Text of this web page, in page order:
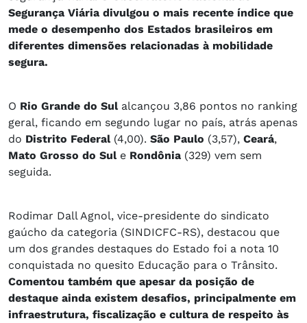
Segurança Viária divulgou o mais recente índice que
mede o desempenho dos Estados brasileiros em
diferentes dimensões relacionadas à mobilidade
segura.
O Rio Grande do Sulalcançou 3,86 pontos no ranking
geral, ficando em segundo lugar no país, atrás apenas
do Distrito Federal(4,00). São Paulo (3,57), Ceará,
Mato Grosso do Sul e Rondônia (329) vem sem
seguida.
Rodimar Dall Agnol, vice-presidente do sindicato
gaúcho da categoria (SINDICFC-RS), destacou que
um dos grandes destaques do Estado foi a nota 10
conquistada no quesito Educação para o Trânsito.
Comentou também que apesar da posição de
destaque ainda existem desafios, principalmente em
infraestrutura, fiscalização e cultura de respeito às